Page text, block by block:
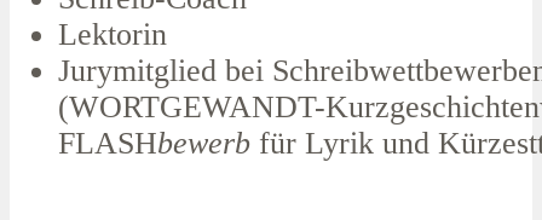
Lektorin
Jurymitglied bei
(WORTGEWANDT-
FLASHbewerb für Lyrik und